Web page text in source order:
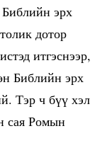
Библийн эрх
дотор
итгэснээр,
Библийн эрх
Тэр ч бүү хэл
сая Ромын